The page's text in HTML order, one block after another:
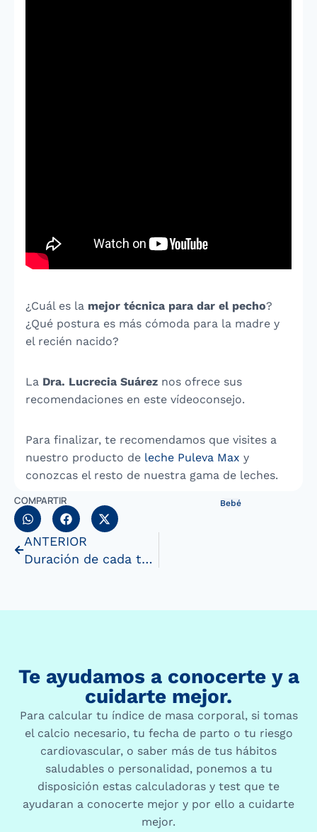
¿Cuál es la mejor técnica para dar el pecho?
¿Qué postura es más cómoda para la madre y
el recién nacido?
La Dra. Lucrecia Suárez nos ofrece sus
recomendaciones en este vídeoconsejo.
Para finalizar, te recomendamos que visites a
nuestro producto de leche Puleva Max y
conozcas el resto de nuestra gama de leches.
COMPARTIR Bebé
ANTERIOR
Duración de cada toma cuando se da el pecho al bebé
Te ayudamos a conocerte y a
cuidarte mejor.
Para calcular tu índice de masa corporal, si tomas
el calcio necesario, tu fecha de parto o tu riesgo
cardiovascular, o saber más de tus hábitos
saludables o personalidad, ponemos a tu
disposición estas calculadoras y test que te
ayudaran a conocerte mejor y por ello a cuidarte
mejor.